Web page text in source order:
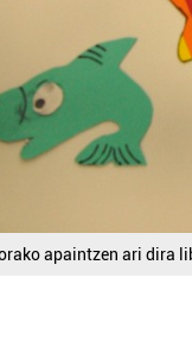
apaintzen ari dira